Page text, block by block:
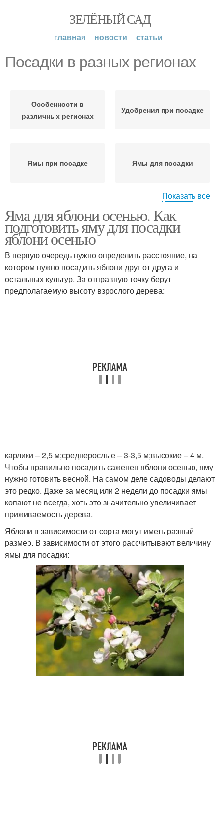
ЗЕЛЁНЫЙ САД
главная новости статьи
Посадки в разных регионах
Особенности в
различных регионах
Удобрения при посадке
Ямы при посадке Ямы для посадки
Весенний посадка Правильная посадка
Время для посадки Ошибки при посадке
Показать все
Яма для яблони осенью. Как
подготовить яму для посадки
яблони осенью
В первую очередь нужно определить расстояние, на
котором нужно посадить яблони друг от друга и
остальных культур. За отправную точку берут
предполагаемую высоту взрослого дерева:
карлики – 2,5 м;среднерослые – 3-3,5 м;высокие – 4 м.
Чтобы правильно посадить саженец яблони осенью, яму
нужно готовить весной. На самом деле садоводы делают
это редко. Даже за месяц или 2 недели до посадки ямы
копают не всегда, хоть это значительно увеличивает
приживаемость дерева.
Яблони в зависимости от сорта могут иметь разный
размер. В зависимости от этого рассчитывают величину
ямы для посадки: